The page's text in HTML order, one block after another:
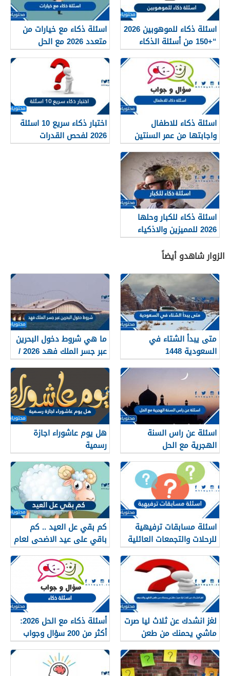
اسئلة ذكاء للموهوبين 2026
“+150 من أسئلة الذكاء
للعباقرة”
اسئلة ذكاء مع خيارات من
متعدد 2026 مع الحل
اسئلة ذكاء للاطفال
واجابتها من عمر السنتين
لغاية 15 سنة 2026
اختبار ذكاء سريع 10 اسئلة
2026 لفحص القدرات
العقلية
اسئلة ذكاء للكبار وحلها
2026 للمميزين والاذكياء
فقط
الزوار شاهدو أيضاً
متى يبدأ الشتاء في
السعودية 1448
ما هي شروط دخول البحرين
عبر جسر الملك فهد 2026 /
1448
اسئلة عن راس السنة
الهجرية مع الحل
هل يوم عاشوراء اجازة
رسمية
اسئلة مسابقات ترفيهية
للرحلات والتجمعات العائلية
2026
كم بقي عل العيد .. كم
باقي على عيد الاضحى لعام
1447 /2026
لغز انشدك عن ثلاث ليا صرت
ماشي يحمنك من طعن
الظهر والخديعه
أسئلة ذكاء مع الحل 2026:
أكثر من 200 سؤال وجواب
للأذكياء